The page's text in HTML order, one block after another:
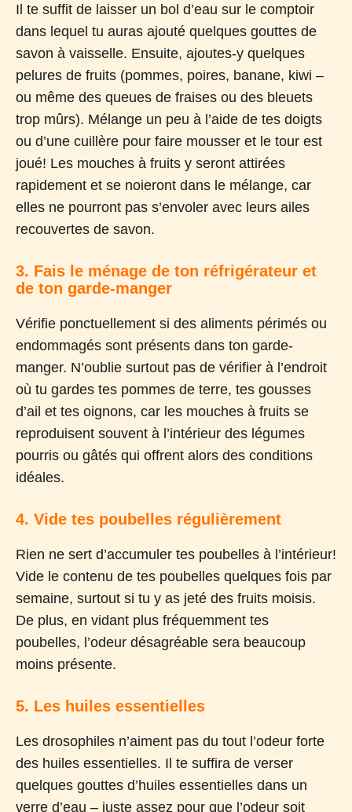
Il te suffit de laisser un bol d’eau sur le comptoir
dans lequel tu auras ajouté quelques gouttes de
savon à vaisselle. Ensuite, ajoutes-y quelques
pelures de fruits (pommes, poires, banane, kiwi –
ou même des queues de fraises ou des bleuets
trop mûrs). Mélange un peu à l’aide de tes doigts
ou d’une cuillère pour faire mousser et le tour est
joué! Les mouches à fruits y seront attirées
rapidement et se noieront dans le mélange, car
elles ne pourront pas s’envoler avec leurs ailes
recouvertes de savon.
3. Fais le ménage de ton réfrigérateur et
de ton garde-manger
Vérifie ponctuellement si des aliments périmés ou
endommagés sont présents dans ton garde-
manger. N’oublie surtout pas de vérifier à l’endroit
où tu gardes tes pommes de terre, tes gousses
d’ail et tes oignons, car les mouches à fruits se
reproduisent souvent à l’intérieur des légumes
pourris ou gâtés qui offrent alors des conditions
idéales.
4. Vide tes poubelles régulièrement
Rien ne sert d’accumuler tes poubelles à l’intérieur!
Vide le contenu de tes poubelles quelques fois par
semaine, surtout si tu y as jeté des fruits moisis.
De plus, en vidant plus fréquemment tes
poubelles, l’odeur désagréable sera beaucoup
moins présente.
5. Les huiles essentielles
Les drosophiles n’aiment pas du tout l’odeur forte
des huiles essentielles. Il te suffira de verser
quelques gouttes d’huiles essentielles dans un
verre d’eau – juste assez pour que l’odeur soit